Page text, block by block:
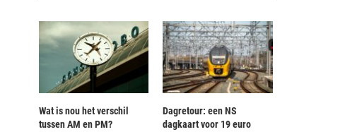
Wat is nou het verschil
tussen AM en PM?
Dagretour: een NS
dagkaart voor 19 euro